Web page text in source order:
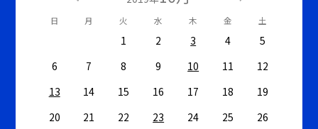
日 月 火 水 木 金 土
1 2 3 4
5
6
7 8 9 10 11
12
13
14 15 16 17 18
19
20
21 22 23 24 25
26